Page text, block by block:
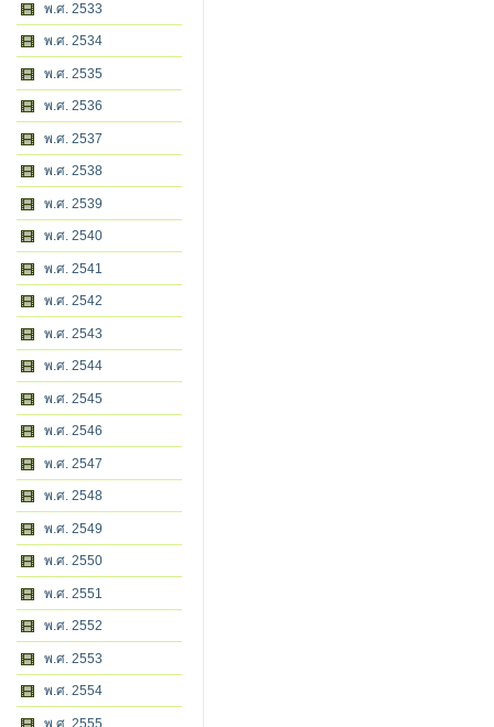
พ.ศ. 2533
พ.ศ. 2534
พ.ศ. 2535
พ.ศ. 2536
พ.ศ. 2537
พ.ศ. 2538
พ.ศ. 2539
พ.ศ. 2540
พ.ศ. 2541
พ.ศ. 2542
พ.ศ. 2543
พ.ศ. 2544
พ.ศ. 2545
พ.ศ. 2546
พ.ศ. 2547
พ.ศ. 2548
พ.ศ. 2549
พ.ศ. 2550
พ.ศ. 2551
พ.ศ. 2552
พ.ศ. 2553
พ.ศ. 2554
พ.ศ. 2555